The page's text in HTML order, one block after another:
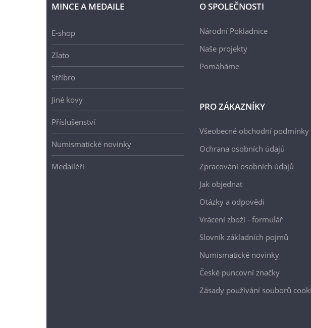
MINCE A MEDAILE
E-shop
Zlato
Stříbro
Jiné kovy
Příslušenství
Numismatické novinky
Medailéři
O SPOLEČNOSTI
Národní Pokladnice
Naše projekty
Pomáháme
PRO ZÁKAZNÍKY
Všeobecné obchodní podmínky
Ochrana osobních údajů
Zpracování osobních údajů
Jak objednat
Otázky a odpovědi
Vrácení zboží - formulář
Slovník základních pojmů
Numismatické novinky
České puncovní značky
Zásady používání souborů